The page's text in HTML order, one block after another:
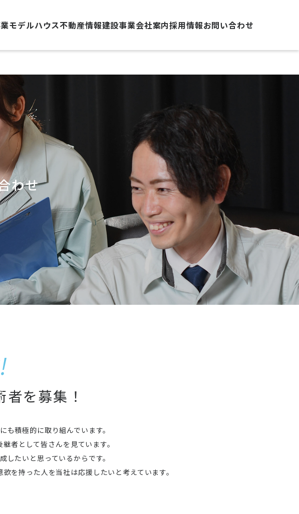
モデルハウス不動産情報建設事業会社案内採用情報お問い合わせ
わせ
を募集！
積極的に取り組んでいます。
者として皆さんを見ています。
たいと思っているからです。
を持った人を当社は応援したいと考えています。